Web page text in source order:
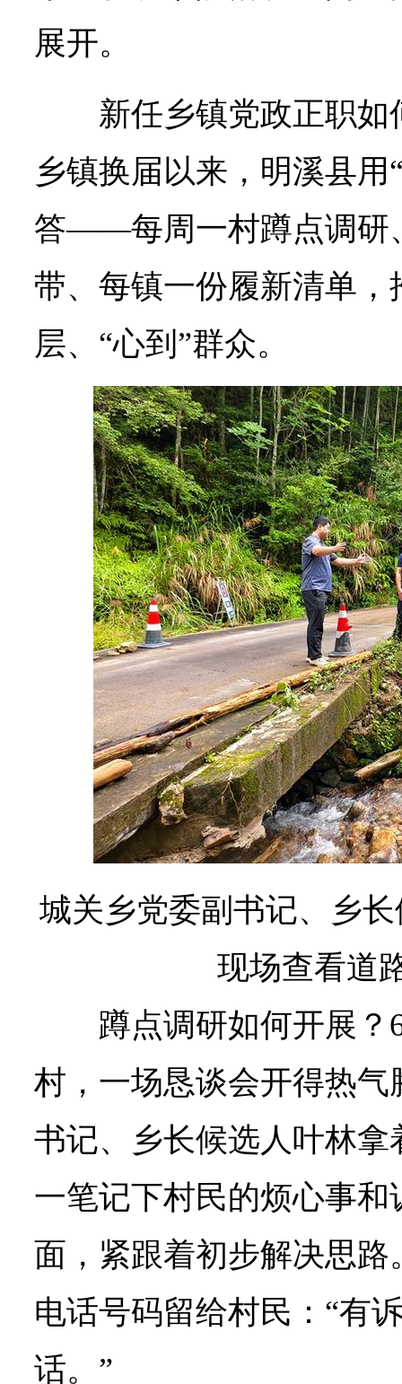
展开。
新任乡镇党政正职如
乡镇换届以来，明溪县用
答——每周一村蹲点调研
带、每镇一份履新清单，
层、“心到”群众。
城关乡党委副书记、乡
现场查看道
蹲点调研如何开展
村，一场恳谈会开得热
书记、乡长候选人叶林
一笔记下村民的烦心事
面，紧跟着初步解决思
电话号码留给村民：“有
话。”